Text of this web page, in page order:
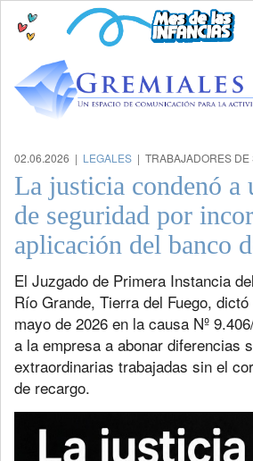
02.06.2026 | LEGALES | TRABAJADORES
La justicia condenó a
de seguridad por
aplicación del banco
El Juzgado de Primera Instancia
Río Grande, Tierra del Fuego,
mayo de 2026 en la causa Nº
a la empresa a abonar diferencias
extraordinarias trabajadas sin el
de recargo.
Previous